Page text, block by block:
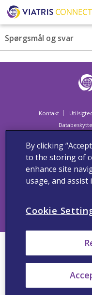
Spørgsmål og svar
Kontakt
Dette website er til
Sundhedspersoner
bivirkninger og utilsigtede
Websted:
By clicking
to the storing of
enhance site
usage, and
Cookie